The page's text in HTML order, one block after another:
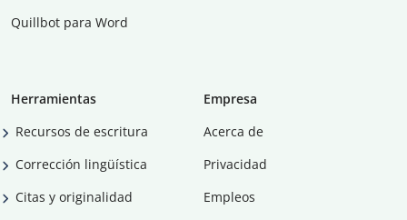
Quillbot para Word
Herramientas
Recursos de escritura
Corrección lingüística
Citas y originalidad
Empresa
Acerca de
Privacidad
Empleos